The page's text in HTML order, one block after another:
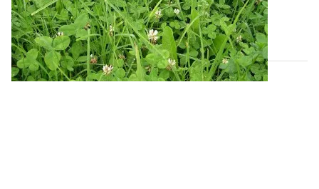
prairie dépend de la pérennité...
07 AOÛT 2019